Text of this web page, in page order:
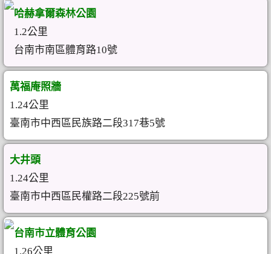
哈赫拿爾森林公園
1.2公里
台南市南區體育路10號
萬福庵照牆
1.24公里
臺南市中西區民族路二段317巷5號
大井頭
1.24公里
臺南市中西區民權路二段225號前
台南市立體育公園
1.26公里